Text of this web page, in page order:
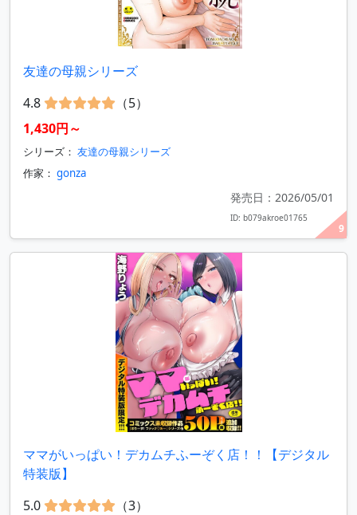
9
友達の母親シリーズ
4.8
（5）
1,430円～
シリーズ： 友達の母親シリーズ
作家： gonza
発売日：2026/05/01
ID: b079akroe01765
ママがいっぱい！デカムチふーぞく店！！【デジタル
特装版】
5.0
（3）